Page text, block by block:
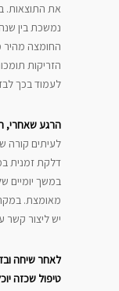
את התוצאות.
נמשכת בין
החומצה מהיר
הזריקות
לעמוד בכך
הרגע שאחרי,
לעיתים קורה
דלקת זמנית
במשך יומיים
מאומצת.
יש ליצור
לאחר שיחה
טיפול שכזה